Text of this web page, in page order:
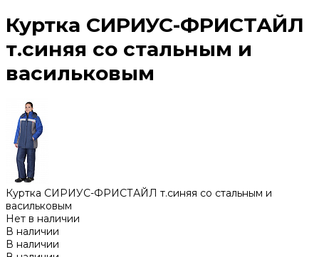
Куртка СИРИУС-ФРИСТАЙЛ
т.синяя со стальным и
васильковым
Куртка СИРИУС-ФРИСТАЙЛ т.синяя со стальным и
васильковым
Нет в наличии
В наличии
В наличии